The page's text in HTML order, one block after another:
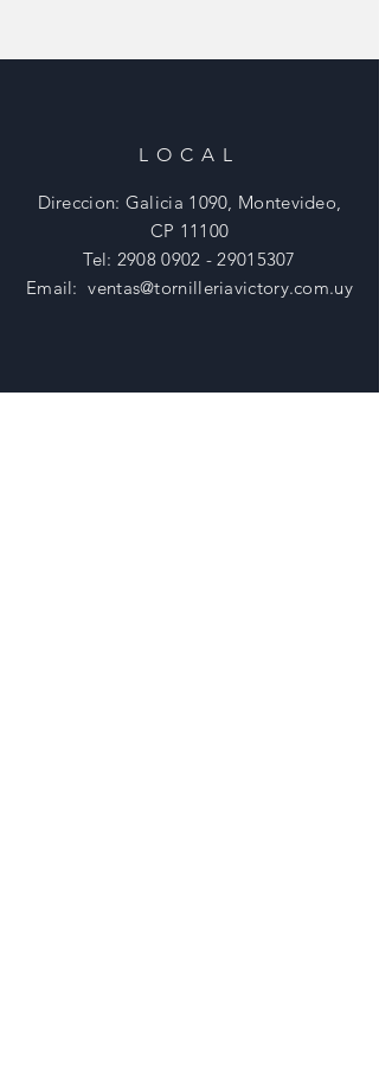
LOCAL
Direccion: Galicia 1090, Montevideo,
CP 11100
Tel: 2908 0902 - 29015307
Email:ventas@tornilleriavictory.com.uy